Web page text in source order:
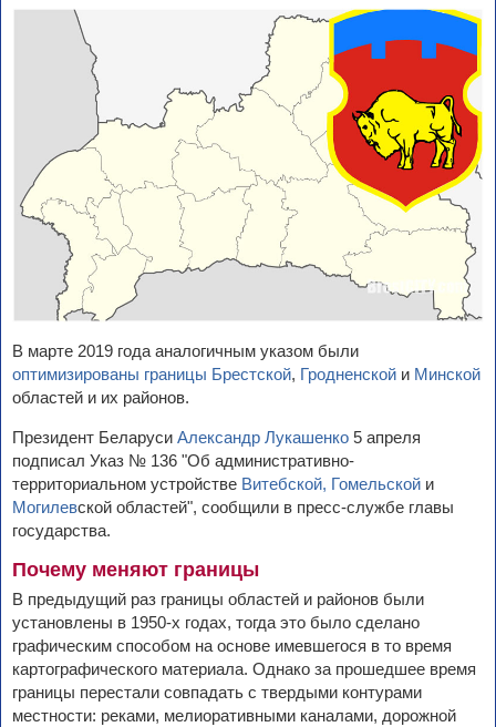
В марте 2019 года аналогичным указом были
оптимизированы границы Брестской, Гродненской и Минской
областей и их районов.
Президент Беларуси Александр Лукашенко 5 апреля
подписал Указ № 136 "Об административно-
территориальном устройстве Витебской, Гомельской и
Могилевской областей", сообщили в пресс-службе главы
государства.
Почему меняют границы
В предыдущий раз границы областей и районов были
установлены в 1950-х годах, тогда это было сделано
графическим способом на основе имевшегося в то время
картографического материала. Однако за прошедшее время
границы перестали совпадать с твердыми контурами
местности: реками, мелиоративными каналами, дорожной